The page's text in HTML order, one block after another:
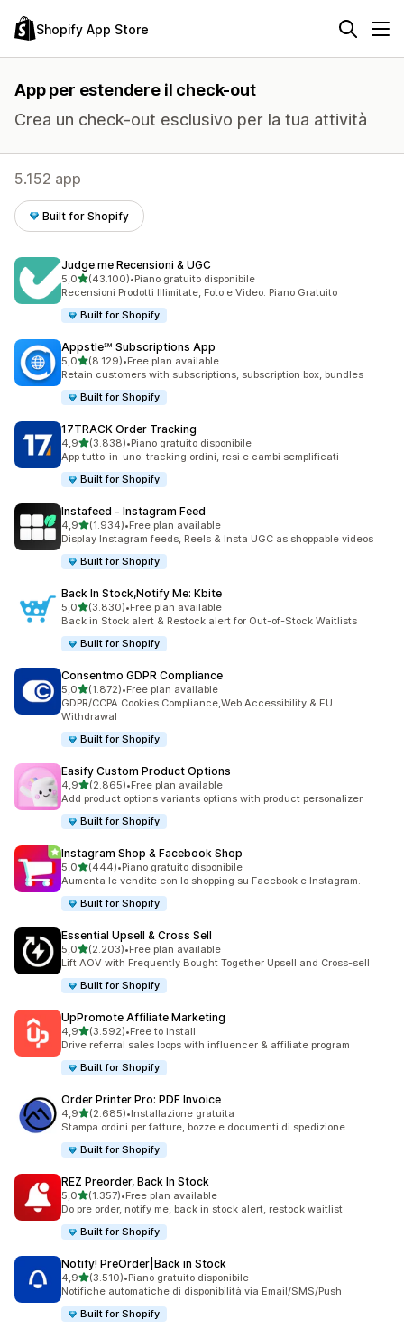
Shopify App Store
App per estendere il check-out
Crea un check-out esclusivo per la tua attività
5.152 app
Built for Shopify
Judge.me Recensioni & UGC
5,0stelle su 5
(43.100)
43100 recensioni totali
•Piano gratuito disponibile
Recensioni Prodotti Illimitate, Foto e Video. Piano Gratuito
Built for Shopify
Appstle℠ Subscriptions App
5,0stelle su 5
(8.129)
8129 recensioni totali
•Free plan available
Retain customers with subscriptions, subscription box, bundles
Built for Shopify
17TRACK Order Tracking
4,9stelle su 5
(3.838)
3838 recensioni totali
•Piano gratuito disponibile
App tutto-in-uno: tracking ordini, resi e cambi semplificati
Built for Shopify
Instafeed ‑ Instagram Feed
4,9stelle su 5
(1.934)
1934 recensioni totali
•Free plan available
Display Instagram feeds, Reels & Insta UGC as shoppable videos
Built for Shopify
Back In Stock,Notify Me: Kbite
5,0stelle su 5
(3.830)
3830 recensioni totali
•Free plan available
Back in Stock alert & Restock alert for Out-of-Stock Waitlists
Built for Shopify
Consentmo GDPR Compliance
5,0stelle su 5
(1.872)
1872 recensioni totali
•Free plan available
GDPR/CCPA Cookies Compliance,Web Accessibility & EU
Withdrawal
Built for Shopify
Easify Custom Product Options
4,9stelle su 5
(2.865)
2865 recensioni totali
•Free plan available
Add product options variants options with product personalizer
Built for Shopify
Instagram Shop & Facebook Shop
5,0stelle su 5
(444)
444 recensioni totali
•Piano gratuito disponibile
Aumenta le vendite con lo shopping su Facebook e Instagram.
Built for Shopify
Essential Upsell & Cross Sell
5,0stelle su 5
(2.203)
2203 recensioni totali
•Free plan available
Lift AOV with Frequently Bought Together Upsell and Cross-sell
Built for Shopify
UpPromote Affiliate Marketing
4,9stelle su 5
(3.592)
3592 recensioni totali
•Free to install
Drive referral sales loops with influencer & affiliate program
Built for Shopify
Order Printer Pro: PDF Invoice
4,9stelle su 5
(2.685)
2685 recensioni totali
•Installazione gratuita
Stampa ordini per fatture, bozze e documenti di spedizione
Built for Shopify
REZ Preorder, Back In Stock
5,0stelle su 5
(1.357)
1357 recensioni totali
•Free plan available
Do pre order, notify me, back in stock alert, restock waitlist
Built for Shopify
Notify! PreOrder|Back in Stock
4,9stelle su 5
(3.510)
3510 recensioni totali
•Piano gratuito disponibile
Notifiche automatiche di disponibilità via Email/SMS/Push
Built for Shopify